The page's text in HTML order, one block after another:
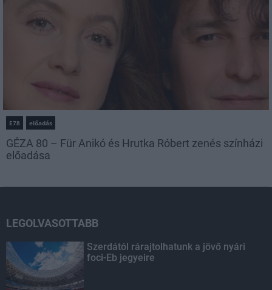
E78 előadás
GÉZA 80 – Für Anikó és Hrutka Róbert zenés színházi
előadása
LEGOLVASOTTABB
Szerdától rárajtolhatunk a jövő nyári
foci-Eb jegyeire